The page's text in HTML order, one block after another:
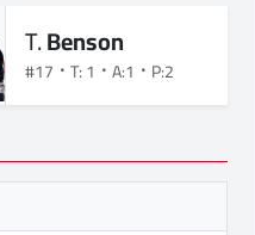
T.Benson
#17 T: 1 A:1 P:2